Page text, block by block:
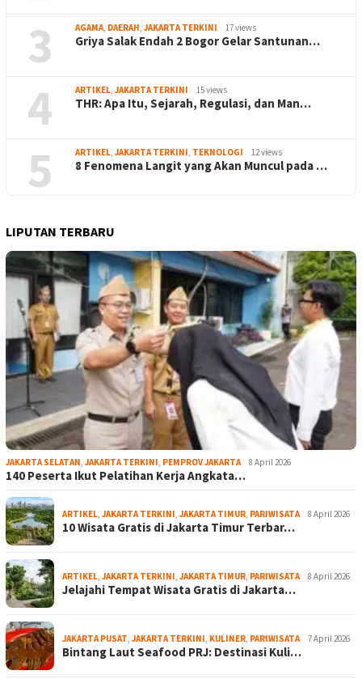
3 AGAMA DAERAH JAKARTA TERKINI 17 views
Griya Salak Endah 2 Bogor Gelar Santunan…
4 ARTIKEL JAKARTA TERKINI 15 views
THR: Apa Itu, Sejarah, Regulasi, dan Man…
5 ARTIKEL JAKARTA TERKINI TEKNOLOGI 12 views
8 Fenomena Langit yang Akan Muncul pada …
LIPUTAN TERBARU
JAKARTA SELATAN JAKARTA TERKINI PEMPROV JAKARTA 8 April 2026
140 Peserta Ikut Pelatihan Kerja Angkata…
ARTIKEL JAKARTA TERKINI JAKARTA TIMUR PARIWISATA 8 April 2026
10 Wisata Gratis di Jakarta Timur Terbar…
ARTIKEL JAKARTA TERKINI JAKARTA TIMUR PARIWISATA 8 April 2026
Jelajahi Tempat Wisata Gratis di Jakarta…
JAKARTA PUSAT JAKARTA TERKINI KULINER PARIWISATA 7 April 2026
Bintang Laut Seafood PRJ: Destinasi Kuli…